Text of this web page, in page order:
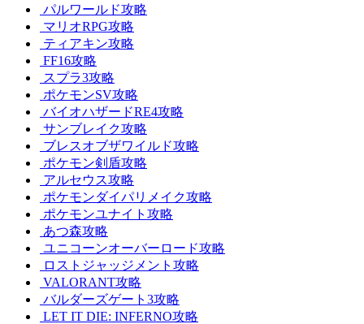
パルワールド攻略
マリオRPG攻略
ティアキン攻略
FF16攻略
スプラ3攻略
ポケモンSV攻略
バイオハザードRE4攻略
サンブレイク攻略
ブレスオブザワイルド攻略
ポケモン剣盾攻略
アルセウス攻略
ポケモンダイパリメイク攻略
ポケモンユナイト攻略
あつ森攻略
ユニコーンオーバーロード攻略
ロストジャッジメント攻略
VALORANT攻略
バルダーズゲート3攻略
LET IT DIE: INFERNO攻略